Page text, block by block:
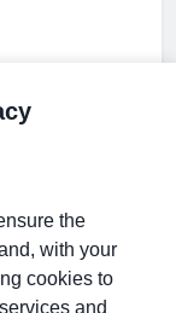
the
with your
cookies to
and